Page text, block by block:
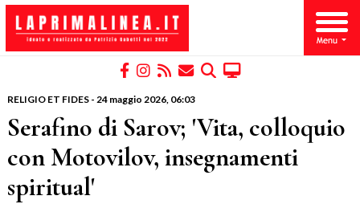
RELIGIO ET FIDES- 24 maggio 2026, 06:03
Serafino di Sarov; 'Vita, colloquio
con Motovilov, insegnamenti
spiritual'